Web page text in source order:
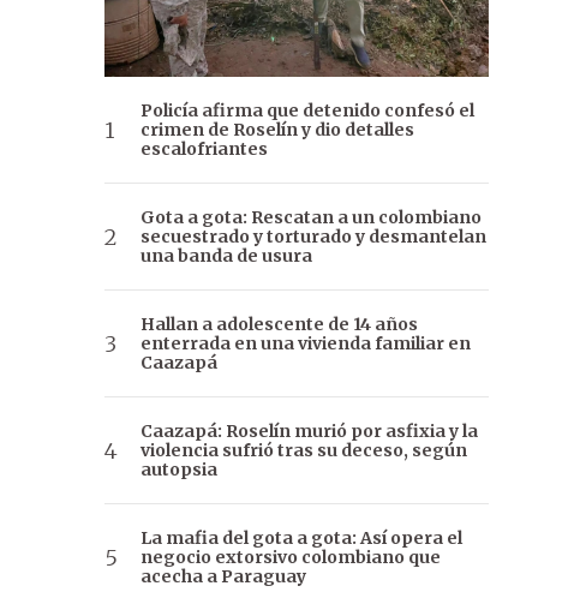
Policía afirma que detenido confesó el
crimen de Roselín y dio detalles
escalofriantes
Gota a gota: Rescatan a un colombiano
secuestrado y torturado y desmantelan
una banda de usura
Hallan a adolescente de 14 años
enterrada en una vivienda familiar en
Caazapá
Caazapá: Roselín murió por asfixia y la
violencia sufrió tras su deceso, según
autopsia
La mafia del gota a gota: Así opera el
negocio extorsivo colombiano que
acecha a Paraguay